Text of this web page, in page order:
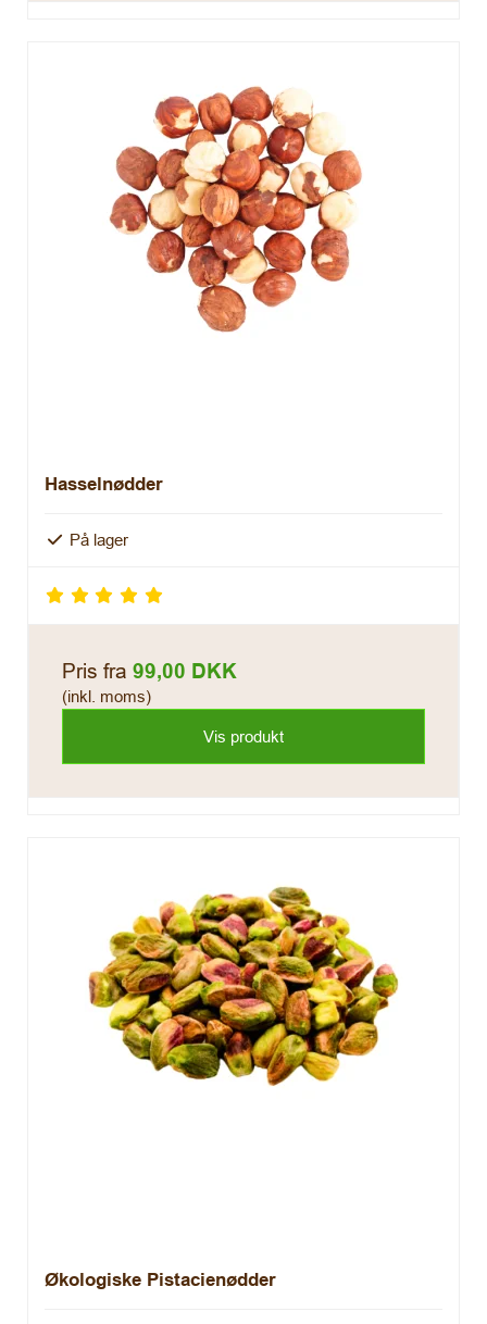
Hasselnødder
På lager
Pris fra 99,00 DKK
(inkl. moms)
Vis produkt
Økologiske Pistacienødder